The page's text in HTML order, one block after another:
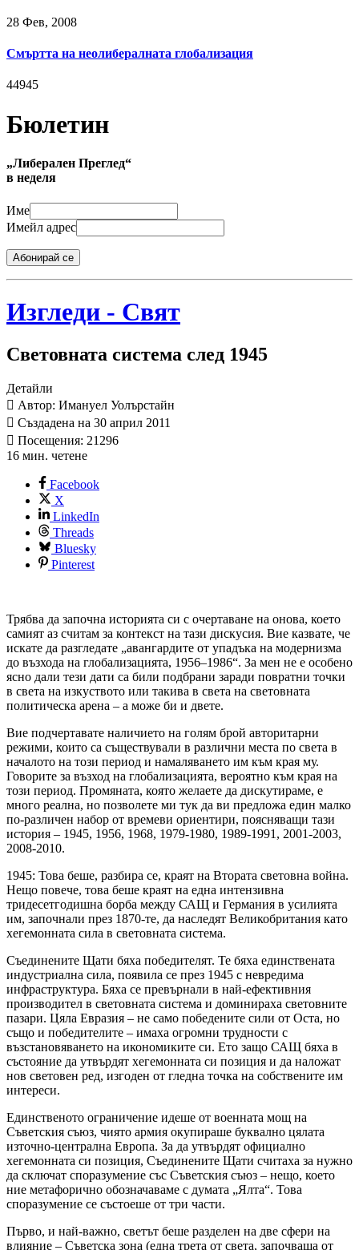
28 Фев, 2008
Смъртта на неолибералната глобализация
44945
Бюлетин
„Либерален Преглед“
в неделя
Име
Имейл адрес
Абонирай се
Изгледи - Свят
Световната система след 1945
Детайли
Автор: Имануел Уолърстайн
Създадена на 30 април 2011
Посещения: 21296
16 мин. четене
Facebook
X
LinkedIn
Threads
Bluesky
Pinterest
Трябва да започна историята си с очертаване на онова, което
самият аз считам за контекст на тази дискусия. Вие казвате, че
искате да разгледате „авангардите от упадъка на модернизма
до възхода на глобализацията, 1956–1986“. За мен не е особено
ясно дали тези дати са били подбрани заради повратни точки
в света на изкуството или такива в света на световната
политическа арена – а може би и двете.
Вие подчертавате наличието на голям брой авторитарни
режими, които са съществували в различни места по света в
началото на този период и намаляването им към края му.
Говорите за възход на глобализацията, вероятно към края на
този период. Промяната, която желаете да дискутираме, е
много реална, но позволете ми тук да ви предложа един малко
по-различен набор от времеви ориентири, поясняващи тази
история – 1945, 1956, 1968, 1979-1980, 1989-1991, 2001-2003,
2008-2010.
1945: Това беше, разбира се, краят на Втората световна война.
Нещо повече, това беше краят на една интензивна
тридесетгодишна борба между САЩ и Германия в усилията
им, започнали през 1870-те, да наследят Великобритания като
хегемонната сила в световната система.
Съединените Щати бяха победителят. Те бяха единствената
индустриална сила, появила се през 1945 с невредима
инфраструктура. Бяха се превърнали в най-ефективния
производител в световната система и доминираха световните
пазари. Цяла Евразия – не само победените сили от Оста, но
също и победителите – имаха огромни трудности с
възстановяването на икономиките си. Ето защо САЩ бяха в
състояние да утвърдят хегемонната си позиция и да наложат
нов световен ред, изгоден от гледна точка на собствените им
интереси.
Единственото ограничение идеше от военната мощ на
Съветския съюз, чиято армия окупираше буквално цялата
източно-централна Европа. За да утвърдят официално
хегемонната си позиция, Съединените Щати считаха за нужно
да сключат споразумение със Съветския съюз – нещо, което
ние метафорично обозначаваме с думата „Ялта“. Това
споразумение се състоеше от три части.
Първо, и най-важно, светът беше разделен на две сфери на
влияние – Съветска зона (една трета от света, започваща от